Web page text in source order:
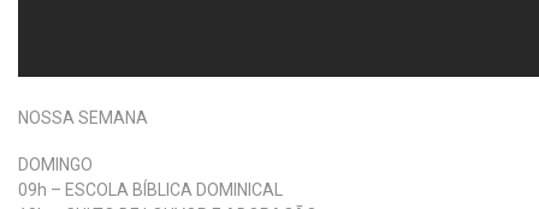
NOSSA SEMANA
DOMINGO
09h – ESCOLA BÍBLICA DOMINICAL